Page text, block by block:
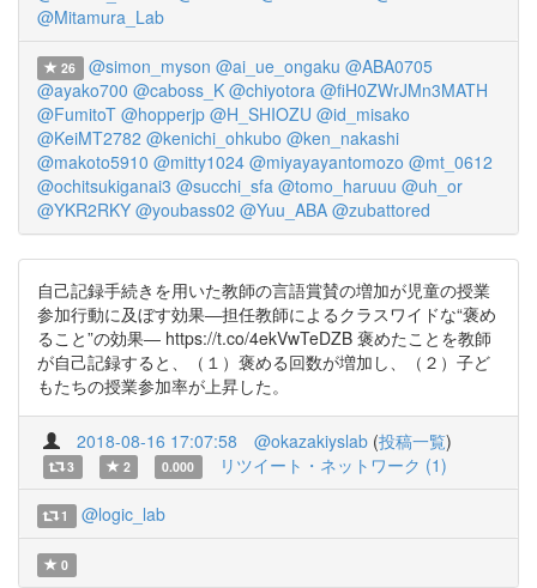
@Mitamura_Lab
26 @simon_myson @ai_ue_ongaku @ABA0705
@ayako700 @caboss_K @chiyotora @fiH0ZWrJMn3MATH
@FumitoT @hopperjp @H_SHIOZU @id_misako
@KeiMT2782 @kenichi_ohkubo @ken_nakashi
@makoto5910 @mitty1024 @miyayayantomozo @mt_0612
@ochitsukiganai3 @succhi_sfa @tomo_haruuu @uh_or
@YKR2RKY @youbass02 @Yuu_ABA @zubattored
自己記録手続きを用いた教師の言語賞賛の増加が児童の授業
参加行動に及ぼす効果―担任教師によるクラスワイドな“褒め
ること”の効果― https://t.co/4ekVwTeDZB 褒めたことを教師
が自己記録すると、（１）褒める回数が増加し、（２）子ど
もたちの授業参加率が上昇した。
2018-08-16 17:07:58 @okazakiyslab (投稿一覧)
3 2 0.000 リツイート・ネットワーク (1)
1 @logic_lab
0